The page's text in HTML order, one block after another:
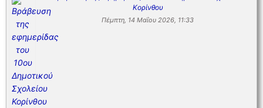
Κορίνθου
Πέμπτη, 14 Μαΐου 2026, 11:33